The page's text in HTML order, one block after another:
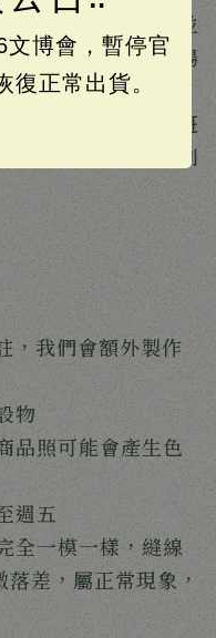
博會，暫停官
正常出貨。
在陰涼處陰乾，並
乾，但應避免太陽
，甚至是傷疤或斑
也是皮革製品特別
，我們會額外製作
物
品照可能會產生色
週五
全一模一樣，縫線
差，屬正常現象，